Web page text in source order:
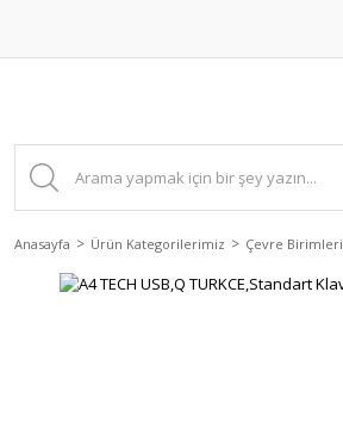
Anasayfa Ürün Kategorilerimiz Çevre Birimleri